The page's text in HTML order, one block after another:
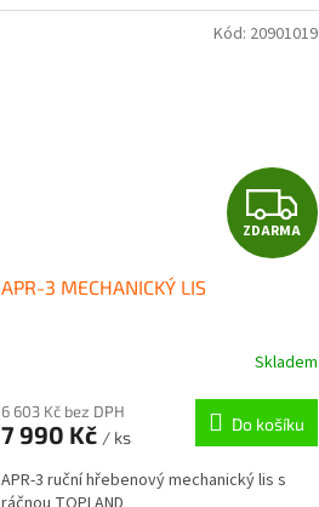
Z
D
R
M
A
ZDARMA
APR-3 MECHANICKÝ LIS
Skladem
6 603 Kč bez DPH
7 990 Kč / ks
Do košíku
APR-3 ruční hřebenový mechanický lis s
Kód: 20901019